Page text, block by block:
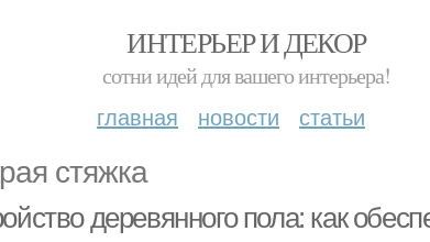
ИНТЕРЬЕР И ДЕКОР
сотни идей для вашего интерьера!
главная новости статьи
стяжка
деревянного пола: как